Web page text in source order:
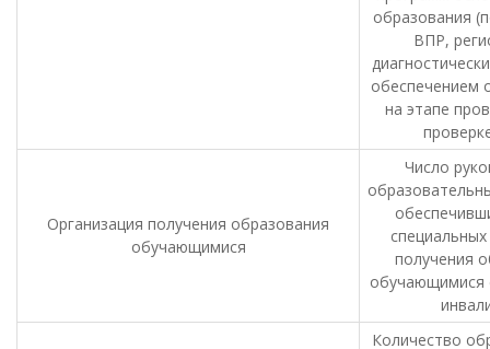
образования
ВПР,
обеспечением
на этапе
Организация получения образования
обучающимися
Число
получения
обучающимися
Количество